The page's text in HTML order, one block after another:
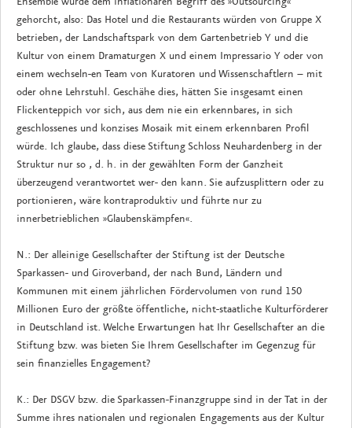
gehorcht, also: Das Hotel und die Restaurants würden von Gruppe X
betrieben, der Landschaftspark von dem Gartenbetrieb Y und die
Kultur von einem Dramaturgen X und einem Impressario Y oder von
einem wechseln-en Team von Kuratoren und Wissenschaftlern – mit
oder ohne Lehrstuhl. Geschähe dies, hätten Sie insgesamt einen
Flickenteppich vor sich, aus dem nie ein erkennbares, in sich
geschlossenes und konzises Mosaik mit einem erkennbaren Profil
würde. Ich glaube, dass diese Stiftung Schloss Neuhardenberg in der
Struktur nur so , d. h. in der gewählten Form der Ganzheit
überzeugend verantwortet wer- den kann. Sie aufzusplittern oder zu
portionieren, wäre kontraproduktiv und führte nur zu
innerbetrieblichen »Glaubenskämpfen«.
N.: Der alleinige Gesellschafter der Stiftung ist der Deutsche
Sparkassen- und Giroverband, der nach Bund, Ländern und
Kommunen mit einem jährlichen Fördervolumen von rund 150
Millionen Euro der größte öffentliche, nicht-staatliche Kulturförderer
in Deutschland ist. Welche Erwartungen hat Ihr Gesellschafter an die
Stiftung bzw. was bieten Sie Ihrem Gesellschafter im Gegenzug für
sein finanzielles Engagement?
K.: Der DSGV bzw. die Sparkassen-Finanzgruppe sind in der Tat in der
Summe ihres nationalen und regionalen Engagements aus der Kultur